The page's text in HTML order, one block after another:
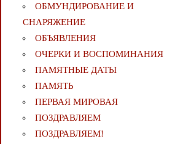
ОБМУНДИРОВАНИЕ И
СНАРЯЖЕНИЕ
ОБЪЯВЛЕНИЯ
ОЧЕРКИ И ВОСПОМИНАНИЯ
ПАМЯТНЫЕ ДАТЫ
ПАМЯТЬ
ПЕРВАЯ МИРОВАЯ
ПОЗДРАВЛЯЕМ
ПОЗДРАВЛЯЕМ!